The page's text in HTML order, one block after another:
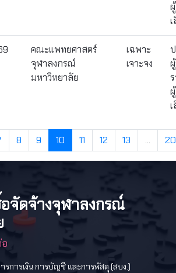
คณะแพทยศาสตร์
จุฬาลงกรณ์
มหาวิทยาลัย
เฉพาะ
เจาะจง
8 9 10 11 12 13 ...
จัดจ้างจุฬาลงกรณ์
การเงิน การบัญชี และการพัสดุ (สบง.)